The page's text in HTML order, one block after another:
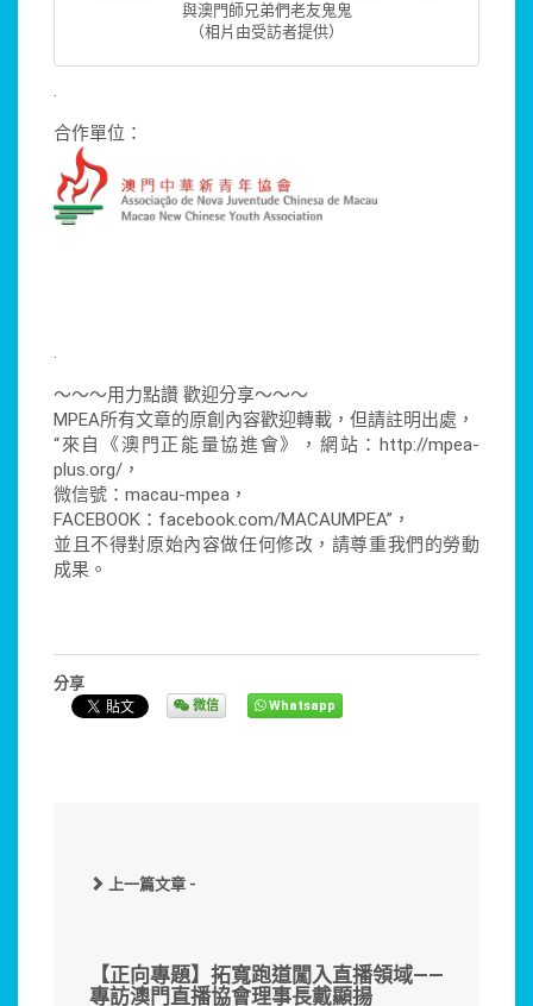
與澳門師兄弟們老友鬼鬼
（相片由受訪者提供）
.
合作單位：
.
～～～用力點讚 歡迎分享～～～
MPEA所有文章的原創內容歡迎轉載，但請註明出處，
“來自《澳門正能量協進會》，網站：http://mpea-
plus.org/，
微信號：macau-mpea，
FACEBOOK：facebook.com/MACAUMPEA”，
並且不得對原始內容做任何修改，請尊重我們的勞動
成果。
分享
微信 Whatsapp
上一篇文章 -
【正向專題】拓寬跑道闖入直播領域——
專訪澳門直播協會理事長戴顯揚